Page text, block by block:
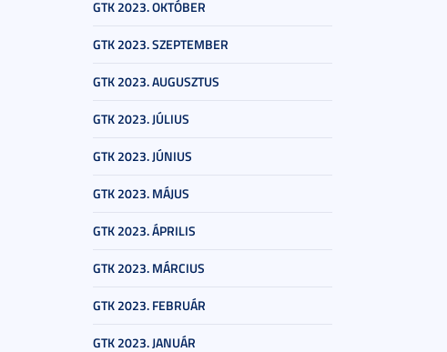
GTK 2023. OKTÓBER
GTK 2023. SZEPTEMBER
GTK 2023. AUGUSZTUS
GTK 2023. JÚLIUS
GTK 2023. JÚNIUS
GTK 2023. MÁJUS
GTK 2023. ÁPRILIS
GTK 2023. MÁRCIUS
GTK 2023. FEBRUÁR
GTK 2023. JANUÁR